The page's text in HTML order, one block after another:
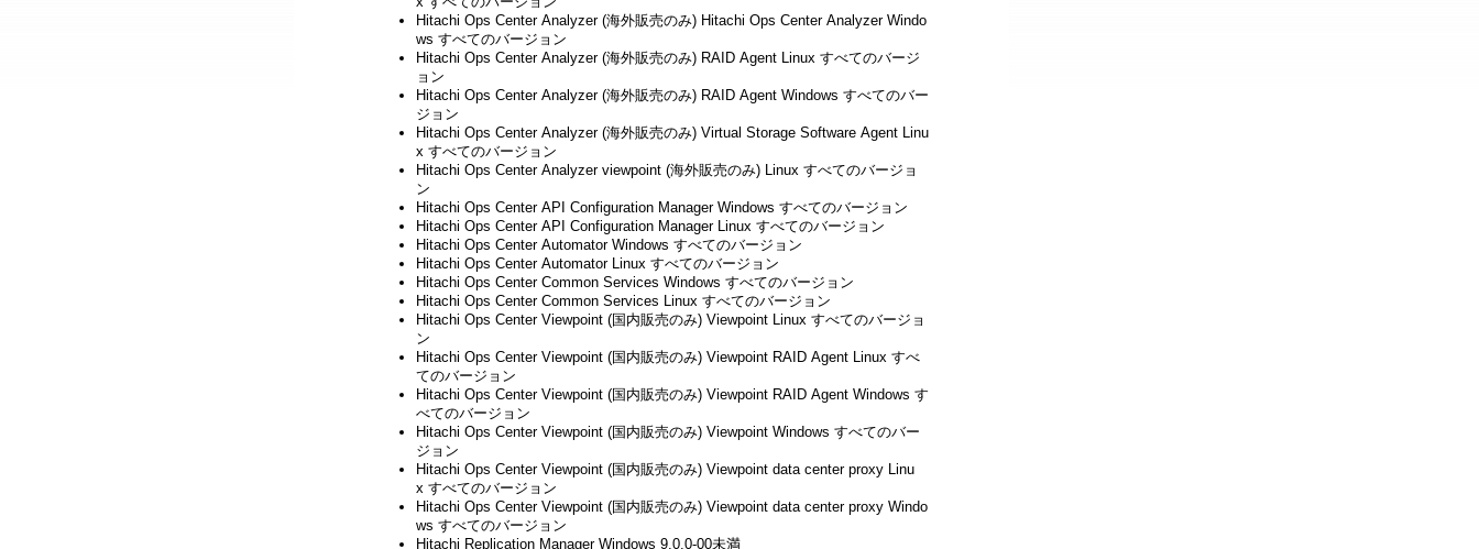
Hitachi Ops Center Analyzer (海外販売のみ) Hitachi Ops Center Analyzer Windo
ws すべてのバージョン
Hitachi Ops Center Analyzer (海外販売のみ) RAID Agent Linux すべてのバージ
ョン
Hitachi Ops Center Analyzer (海外販売のみ) RAID Agent Windows すべてのバー
ジョン
Hitachi Ops Center Analyzer (海外販売のみ) Virtual Storage Software Agent Linu
x すべてのバージョン
Hitachi Ops Center Analyzer viewpoint (海外販売のみ) Linux すべてのバージョ
ン
Hitachi Ops Center API Configuration Manager Windows すべてのバージョン
Hitachi Ops Center API Configuration Manager Linux すべてのバージョン
Hitachi Ops Center Automator Windows すべてのバージョン
Hitachi Ops Center Automator Linux すべてのバージョン
Hitachi Ops Center Common Services Windows すべてのバージョン
Hitachi Ops Center Common Services Linux すべてのバージョン
Hitachi Ops Center Viewpoint (国内販売のみ) Viewpoint Linux すべてのバージョ
ン
Hitachi Ops Center Viewpoint (国内販売のみ) Viewpoint RAID Agent Linux すべ
てのバージョン
Hitachi Ops Center Viewpoint (国内販売のみ) Viewpoint RAID Agent Windows す
べてのバージョン
Hitachi Ops Center Viewpoint (国内販売のみ) Viewpoint Windows すべてのバー
ジョン
Hitachi Ops Center Viewpoint (国内販売のみ) Viewpoint data center proxy Linu
x すべてのバージョン
Hitachi Ops Center Viewpoint (国内販売のみ) Viewpoint data center proxy Windo
ws すべてのバージョン
Hitachi Replication Manager Windows 9.0.0-00未満